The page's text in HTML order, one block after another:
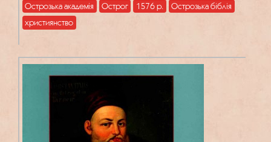
Острозька академія Острог 1576 р.
Острозька біблія
християнство